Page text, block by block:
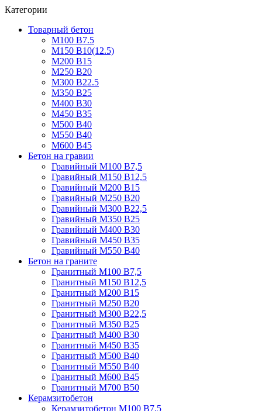
Категории
Товарный бетон
М100 В7.5
М150 В10(12.5)
М200 В15
М250 В20
М300 В22.5
М350 В25
М400 В30
М450 В35
М500 В40
М550 В40
М600 В45
Бетон на гравии
Гравийный М100 В7,5
Гравийный М150 В12,5
Гравийный М200 В15
Гравийный М250 В20
Гравийный М300 В22,5
Гравийный М350 В25
Гравийный М400 В30
Гравийный М450 В35
Гравийный М550 В40
Бетон на граните
Гранитный М100 В7,5
Гранитный М150 В12,5
Гранитный М200 В15
Гранитный М250 В20
Гранитный М300 В22,5
Гранитный М350 В25
Гранитный М400 В30
Гранитный М450 В35
Гранитный М500 В40
Гранитный М550 В40
Гранитный М600 В45
Гранитный М700 В50
Керамзитобетон
Керамзитобетон М100 В7,5